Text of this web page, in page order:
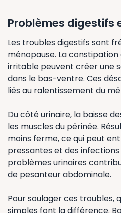
Problèmes digestifs
Les troubles digestifs sont
ménopause. La
irritable peuvent créer une
dans le bas-ventre. Ces
liés au ralentissement du
Du côté urinaire, la baisse
les muscles du périnée.
moins ferme, ce qui peut
pressantes et des
problèmes urinaires
de pesanteur abdominale.
Pour soulager ces troubles,
simples font la différence.